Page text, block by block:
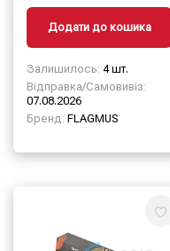
Додати до кошика
Залишилось: 4 шт.
Відправка/Самовивіз:
07.08.2026
Бренд: FLAGMUS